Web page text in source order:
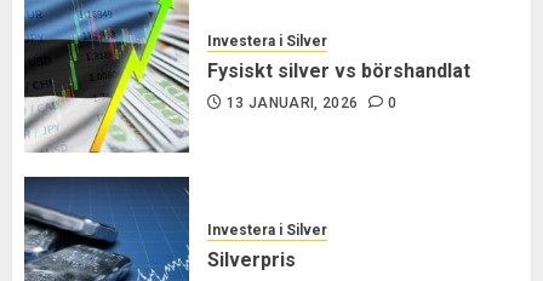
Investera i Silver
Fysiskt silver vs börshandlat
13 JANUARI, 2026 0
Investera i Silver
Silverpris